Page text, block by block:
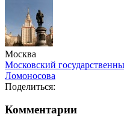
Москва
Московский
Ломоносова
Поделиться:
Комментарии